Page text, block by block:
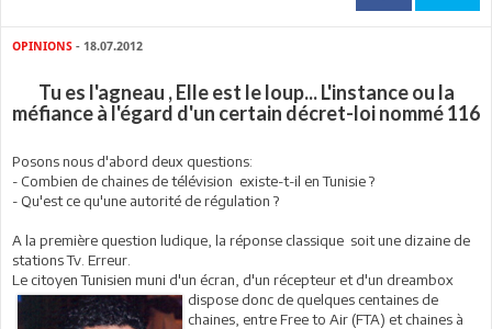
OPINIONS - 18.07.2012
Tu es l'agneau , Elle est le loup... L'instance ou la
méfiance à l'égard d'un certain décret-loi nommé 116
Posons nous d'abord deux questions:
- Combien de chaines de télévision existe-t-il en Tunisie ?
- Qu'est ce qu'une autorité de régulation ?
A la première question ludique, la réponse classique soit une dizaine de
stations Tv. Erreur.
Le citoyen Tunisien muni d'un écran, d'un récepteur et d'un dreambox
dispose donc de quelques centaines de
chaines, entre Free to Air (FTA) et chaines à